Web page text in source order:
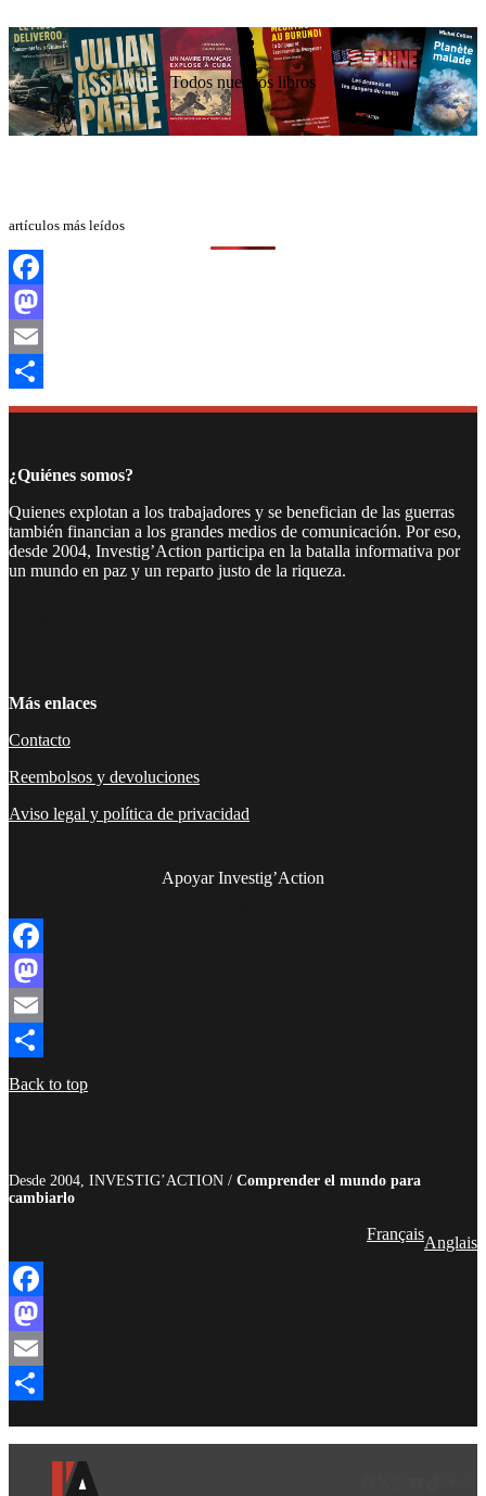
Todos nuestros libros
artículos más leídos
Facebook
Mastodon
Email
Compartir
¿Quiénes somos?
Quienes explotan a los trabajadores y se benefician de las guerras
también financian a los grandes medios de comunicación. Por eso,
desde 2004, Investig’Action participa en la batalla informativa por
un mundo en paz y un reparto justo de la riqueza.
Más enlaces
Contacto
Reembolsos y devoluciones
Aviso legal y política de privacidad
Apoyar Investig’Action
Facebook
Mastodon
Email
Compartir
Back to top
Desde 2004, INVESTIG’ACTION / Comprender el mundo para
cambiarlo
FrançaisAnglais
Facebook
Mastodon
Email